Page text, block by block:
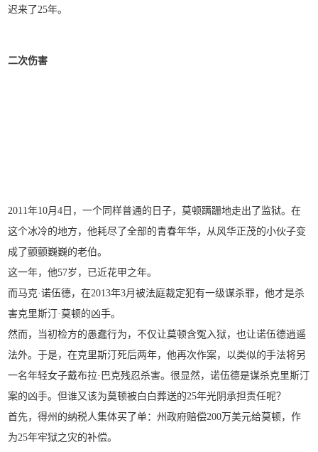
迟来了25年。
二次伤害
2011年10月4日，一个同样普通的日子，莫顿蹒跚地走出了监狱。在
这个冰冷的地方，他耗尽了全部的青春年华，从风华正茂的小伙子变
成了颤颤巍巍的老伯。
这一年，他57岁，已近花甲之年。
而马克·诺伍德，在2013年3月被法庭裁定犯有一级谋杀罪，他才是杀
害克里斯汀·莫顿的凶手。
然而，当初检方的愚蠢行为，不仅让莫顿含冤入狱，也让诺伍德逍遥
法外。于是，在克里斯汀死后两年，他再次作案，以类似的手法将另
一名年轻女子戴布拉·巴克残忍杀害。很显然，诺伍德是谋杀克里斯汀
案的凶手。但谁又该为莫顿被白白葬送的25年光阴承担责任呢？
首先，得州的纳税人集体买了单：州政府赔偿200万美元给莫顿，作
为25年牢狱之灾的补偿。